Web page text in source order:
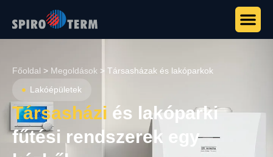
Főoldal > Megoldások > Társasházak és lakóparkok
Lakóépületek
Társasházi és lakóparki
fűtési rendszerek egy